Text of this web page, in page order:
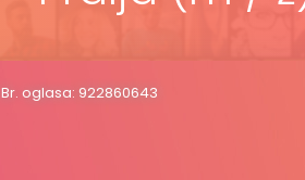
Br. oglasa: 922860643